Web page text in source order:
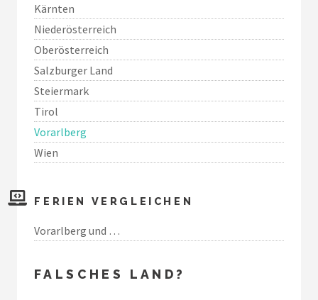
Kärnten
Niederösterreich
Oberösterreich
Salzburger Land
Steiermark
Tirol
Vorarlberg
Wien
FERIEN VERGLEICHEN
Vorarlberg und …
FALSCHES LAND?